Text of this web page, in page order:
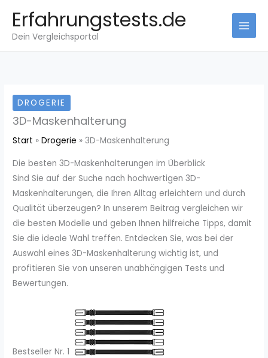
Inhalt
springen
Erfahrungstests.de
Dein Vergleichsportal
DROGERIE
3D-Maskenhalterung
Start Drogerie 3D-Maskenhalterung
Die besten 3D-Maskenhalterungen im Überblick
Sind Sie auf der Suche nach hochwertigen 3D-
Maskenhalterungen, die Ihren Alltag erleichtern und durch
Qualität überzeugen? In unserem Beitrag vergleichen wir
die besten Modelle und geben Ihnen hilfreiche Tipps, damit
Sie die ideale Wahl treffen. Entdecken Sie, was bei der
Auswahl eines 3D-Maskenhalterung wichtig ist, und
profitieren Sie von unseren unabhängigen Tests und
Bewertungen.
Bestseller Nr. 1